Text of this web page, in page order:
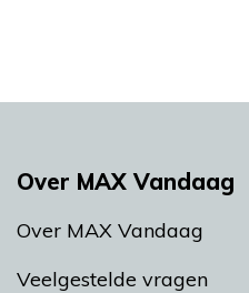
Over MAX Vandaag
Over MAX Vandaag
Veelgestelde vragen